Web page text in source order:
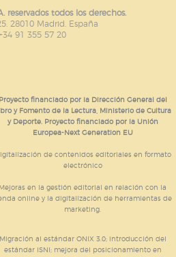
reservados todos los derechos.
28010 Madrid. España
91 355 57 20
Proyecto financiado por la Dirección General del
y Fomento de la Lectura, Ministerio de Cultura
y Deporte. Proyecto financiado por la Unión
Europea-Next Generation EU
de contenidos editoriales en formato
electrónico
Mejoras en la gestión editorial en relación con la
online y la digitalización de herramientas de
marketing.
Migración al estándar ONIX 3.0; introducción del
estándar ISNI; mejora del posicionamiento en